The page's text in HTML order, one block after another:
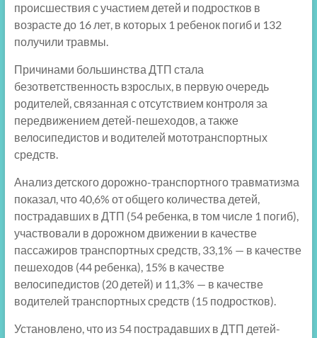
происшествия с участием детей и подростков в
возрасте до 16 лет, в которых 1 ребенок погиб и 132
получили травмы.
Причинами большинства ДТП стала
безответственность взрослых, в первую очередь
родителей, связанная с отсутствием контроля за
передвижением детей-пешеходов, а также
велосипедистов и водителей мототранспортных
средств.
Анализ детского дорожно-транспортного травматизма
показал, что 40,6% от общего количества детей,
пострадавших в ДТП (54 ребенка, в том числе 1 погиб),
участвовали в дорожном движении в качестве
пассажиров транспортных средств, 33,1% — в качестве
пешеходов (44 ребенка), 15% в качестве
велосипедистов (20 детей) и 11,3% — в качестве
водителей транспортных средств (15 подростков).
Установлено, что из 54 пострадавших в ДТП детей-